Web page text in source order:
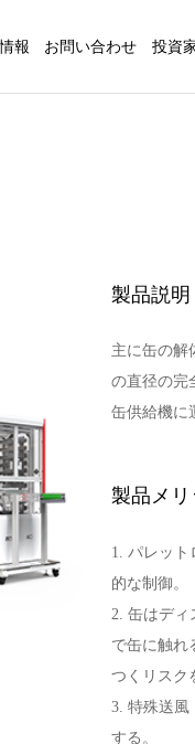
報 お問い合わせ 投資
製品説明
主に缶の解
の直径の完
缶供給機に
製品メリ
1. パレット
的な制御。
2. 缶はディ
で缶に触れ
つくリスク
3. 特殊送風
する。